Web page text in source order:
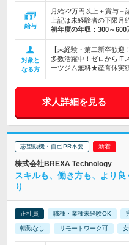
給与
月給22万円以上＋賞与
上記は未経験者の下限
初年度の年収： 300～600
対象と
なる方
【未経験・第二新卒歓
多数活躍中！ゼロから
ーツジム無料★産育休実
求人詳細を見る
志望動機・自己PR不要
株式会社BREXA Technology
スキルも、働き方も、より
り
正社員 職種・業種未経験OK
転勤なし リモートワーク可